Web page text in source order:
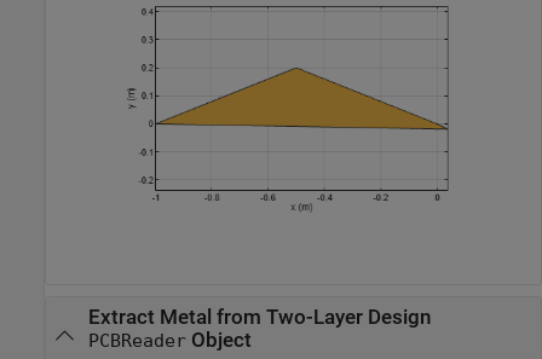
Extract Metal from Two-Layer Design
PCBReaderObject